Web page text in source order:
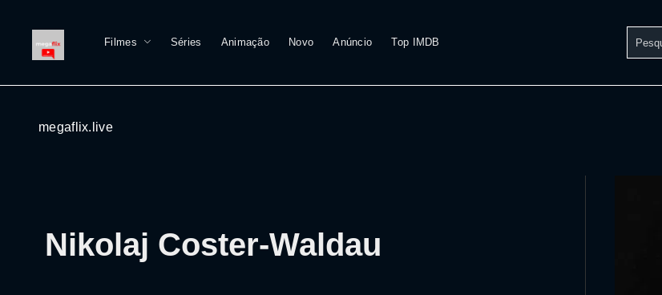
Filmes Séries Animação Novo Anúncio Top IMDB
megaflix.live
Nikolaj Coster-Waldau